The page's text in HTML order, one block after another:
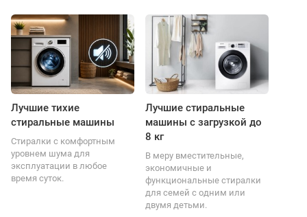
Лучшие тихие
стиральные машины
Стиралки с комфортным
уровнем шума для
эксплуатации в любое
время суток.
Лучшие стиральные
машины с загрузкой до
8 кг
В меру вместительные,
экономичные и
функциональные стиралки
для семей с одним или
двумя детьми.